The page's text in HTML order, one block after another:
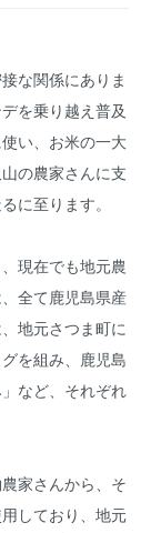
な関係にありま
を乗り越え普及
い、お米の一大
の農家さんに支
に至ります。
現在でも地元農
全て鹿児島県産
地元さつま町に
を組み、鹿児島
など、それぞれ
家さんから、そ
しており、地元